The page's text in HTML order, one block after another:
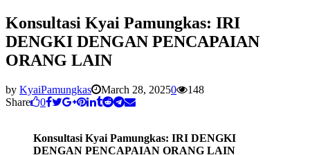
Konsultasi Kyai Pamungkas: IRI
DENGKI DENGAN PENCAPAIAN
ORANG LAIN
by KyaiPamungkas March 28, 20250
148
Share
0
Konsultasi Kyai Pamungkas: IRI DENGKI
DENGAN PENCAPAIAN ORANG LAIN